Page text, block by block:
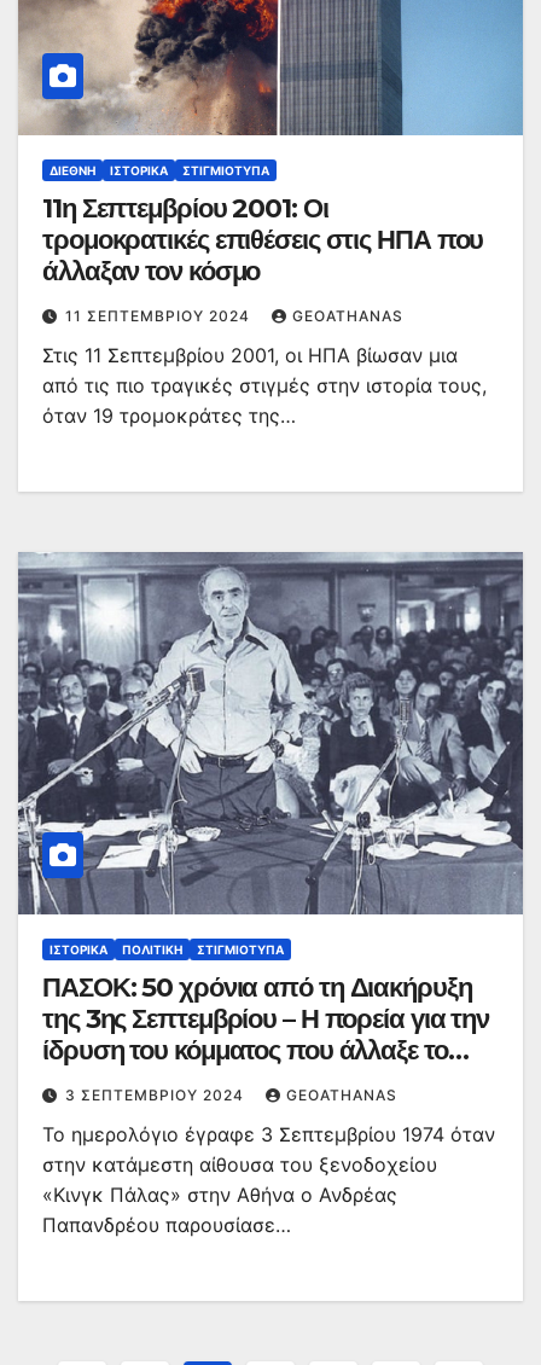
ΔΙΕΘΝΉ ΙΣΤΟΡΙΚΆ ΣΤΙΓΜΙΌΤΥΠΑ
11η Σεπτεμβρίου 2001: Οι
τρομοκρατικές επιθέσεις στις ΗΠΑ που
άλλαξαν τον κόσμο
11 ΣΕΠΤΕΜΒΡΊΟΥ 2024 GEOATHANAS
Στις 11 Σεπτεμβρίου 2001, οι ΗΠΑ βίωσαν μια
από τις πιο τραγικές στιγμές στην ιστορία τους,
όταν 19 τρομοκράτες της…
ΙΣΤΟΡΙΚΆ ΠΟΛΙΤΙΚΉ ΣΤΙΓΜΙΌΤΥΠΑ
ΠΑΣΟΚ: 50 χρόνια από τη Διακήρυξη
της 3ης Σεπτεμβρίου – Η πορεία για την
ίδρυση του κόμματος που άλλαξε το
πολιτικό τοπίο και το παρασκήνιο πίσω
από το όνομα
3 ΣΕΠΤΕΜΒΡΊΟΥ 2024 GEOATHANAS
Το ημερολόγιο έγραφε 3 Σεπτεμβρίου 1974 όταν
στην κατάμεστη αίθουσα του ξενοδοχείου
«Κινγκ Πάλας» στην Αθήνα ο Ανδρέας
Παπανδρέου παρουσίασε…